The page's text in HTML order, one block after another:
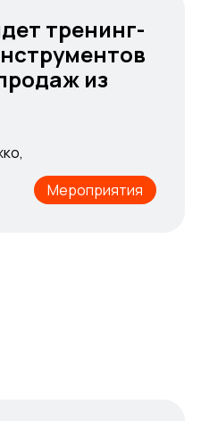
тренинг-
из
Мероприятия
тренинг-
из
Мероприятия